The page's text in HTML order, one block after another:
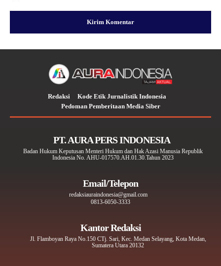
Redaksi
Kode Etik Jurnalistik Indonesia
Pedoman Pemberitaan Media Siber
PT. AURA PERS INDONESIA
Badan Hukum Keputusan Menteri Hukum dan Hak Azasi Manusia Republik
Indonesia No. AHU-017570.AH.01.30.Tahun 2023
Email/Telepon
redaksiauraindonesia@gmail.com
0813-6050-3333
Kantor Redaksi
Jl. Flamboyan Raya No.150 CTj. Sari, Kec. Medan Selayang, Kota Medan,
Sumatera Utara 20132